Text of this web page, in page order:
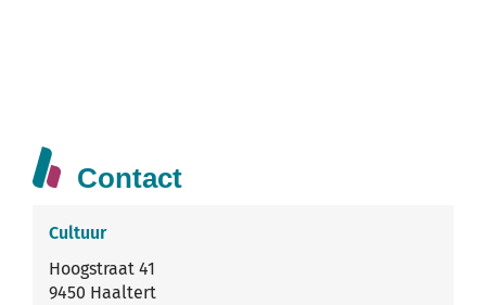
Contact
Cultuur
Adres
Hoogstraat 41
,9450 Haaltert